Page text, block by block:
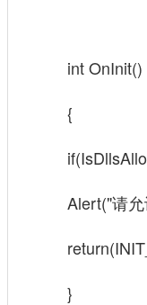
int OnInit()
{
Alert("请
}